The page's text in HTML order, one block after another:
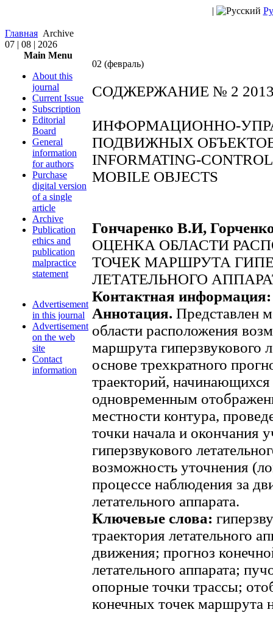
|
Главная Archive
07 | 08 | 2026
Main Menu
About this
journal
Current Issue
Subscription
Editorial
Board
General
information
for authors
Purchase
digital version
of a single
article
Archive
Publication
ethics and
publication
malpractice
statement
Advertisement
in this journal
Advertisement
on the web
site
Contact
information
02 (февраль)
СОДЖЕРЖАНИЕ № 2
ИНФОРМАЦИОННО-
ПОДВИЖНЫХ
INFORMATING-
MOBILE OBJECTS
Гончаренко В.И,
ОЦЕНКА ОБЛАСТИ
ТОЧЕК МАРШРУТА
ЛЕТАТЕЛЬНОГО
Контактная информация:
Аннотация. Представлен
области расположения
маршрута гиперзвукового
основе трехкратного
траекторий,
одновременным
местности контура,
точки начала и окончания
гиперзвукового
возможность уточнения
процессе наблюдения за
летательного аппарата.
Ключевые слова:
траектория летательного
движения; прогноз
летательного аппарата;
опорные точки трассы;
конечных точек маршрута